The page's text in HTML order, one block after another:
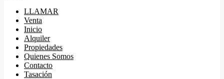
LLAMAR
Venta
Inicio
Alquiler
Propiedades
Quienes Somos
Contacto
Tasación